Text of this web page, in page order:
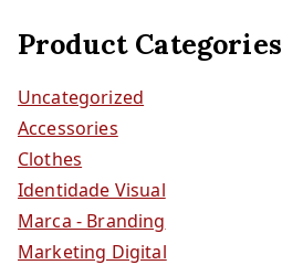
Product Categories
Uncategorized
Accessories
Clothes
Identidade Visual
Marca - Branding
Marketing Digital